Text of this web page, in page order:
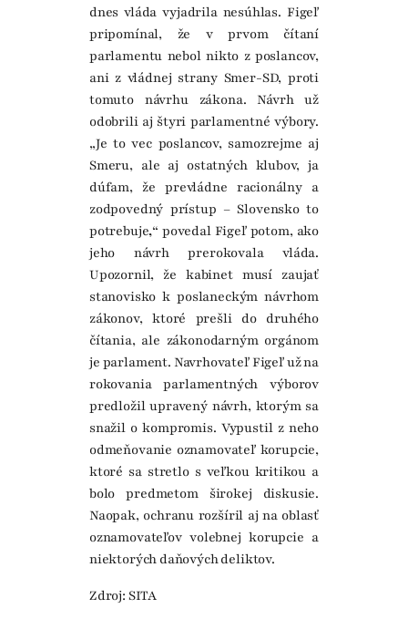
dnes vláda vyjadrila nesúhlas. Figeľ
pripomínal, že v prvom čítaní
parlamentu nebol nikto z poslancov,
ani z vládnej strany Smer-SD, proti
tomuto návrhu zákona. Návrh už
odobrili aj štyri parlamentné výbory.
„Je to vec poslancov, samozrejme aj
Smeru, ale aj ostatných klubov, ja
dúfam, že prevládne racionálny a
zodpovedný prístup – Slovensko to
potrebuje,“ povedal Figeľ potom, ako
jeho návrh prerokovala vláda.
Upozornil, že kabinet musí zaujať
stanovisko k poslaneckým návrhom
zákonov, ktoré prešli do druhého
čítania, ale zákonodarným orgánom
je parlament. Navrhovateľ Figeľ už na
rokovania parlamentných výborov
predložil upravený návrh, ktorým sa
snažil o kompromis. Vypustil z neho
odmeňovanie oznamovateľ korupcie,
ktoré sa stretlo s veľkou kritikou a
bolo predmetom širokej diskusie.
Naopak, ochranu rozšíril aj na oblasť
oznamovateľov volebnej korupcie a
niektorých daňových deliktov.
Zdroj: SITA